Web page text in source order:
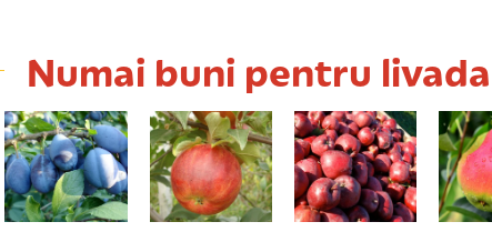
Numai buni pentru
Stanley Cardinal Delicios dublu
roșu